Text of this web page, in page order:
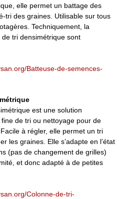
elle permet un battage des
tri des graines. Utilisable sur tous
Techniquement, la
tri densimétrique sont
Batteuse-de-semences-
est une solution
de tri ou nettoyage pour de
à régler, elle permet un tri
les graines. Elle s’adapte en l’état
(pas de changement de grilles)
et donc adapté à de petites
Colonne-de-tri-